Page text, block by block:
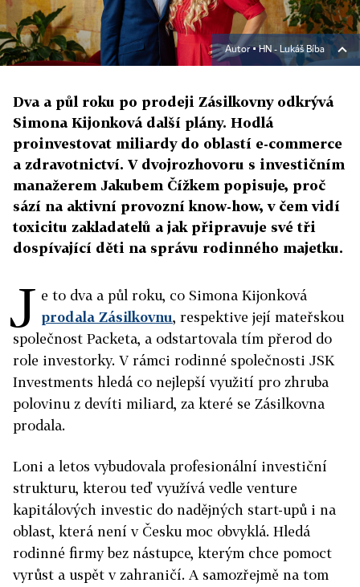
Autor ▪HN - Lukáš Bíba
Dva a půl roku po prodeji Zásilkovny odkrývá
Simona Kijonková další plány. Hodlá
proinvestovat miliardy do oblastí e-commerce
a zdravotnictví. V dvojrozhovoru s investičním
manažerem Jakubem Čížkem popisuje, proč
sází na aktivní provozní know-how, v čem vidí
toxicitu zakladatelů a jak připravuje své tři
dospívající děti na správu rodinného majetku.
J e to dva a půl roku, co Simona Kijonková
prodala Zásilkovnu, respektive její mateřskou
společnost Packeta, a odstartovala tím přerod do
role investorky. V rámci rodinné společnosti JSK
Investments hledá co nejlepší využití pro zhruba
polovinu z devíti miliard, za které se Zásilkovna
prodala.
Loni a letos vybudovala profesionální investiční
strukturu, kterou teď využívá vedle venture
kapitálových investic do nadějných start-upů i na
oblast, která není v Česku moc obvyklá. Hledá
rodinné firmy bez nástupce, kterým chce pomoct
vyrůst a uspět v zahraničí. A samozřejmě na tom